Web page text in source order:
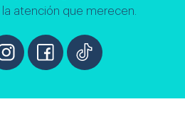
atención que merecen.